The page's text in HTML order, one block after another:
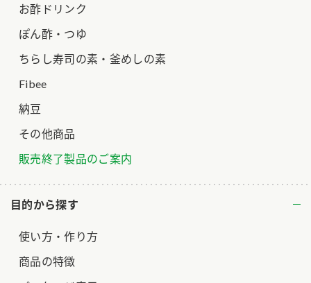
お酢ドリンク
ぽん酢・つゆ
ちらし寿司の素・釜めしの素
Fibee
納豆
その他商品
販売終了製品のご案内
目的から探す
使い方・作り方
商品の特徴